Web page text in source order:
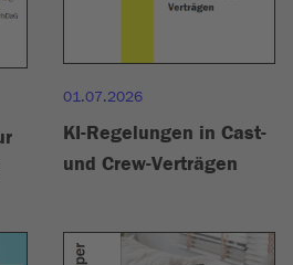
01.07.2026
KI-Regelungen in Cast-
und Crew-Verträgen